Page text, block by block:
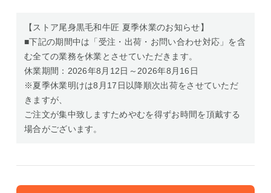
【ストア尾身黒毛和牛匠 夏季休業のお知らせ】
■下記の期間中は「受注・出荷・お問い合わせ対応」を含
む全ての業務を休業とさせていただきます。
休業期間：2026年8月12日～2026年8月16日
※夏季休業明けは8月17日以降順次出荷をさせていただ
きますが、
ご注文が集中致しますためやむを得ずお時間を頂戴する
場合がございます。